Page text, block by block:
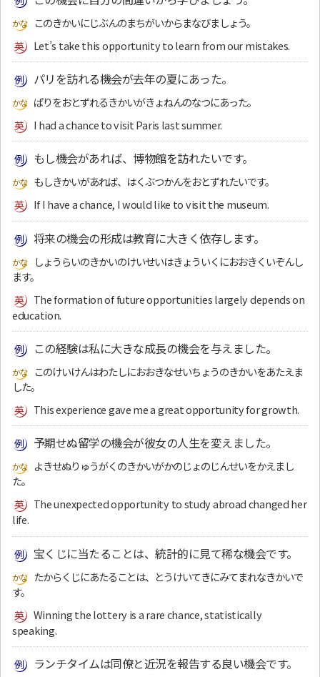
このきかいにじぶんのまちがいからまなびましょう。
Let’s take this opportunity to learn from our mistakes.
パリを訪れる機会が去年の夏にあった。
ぱりをおとずれるきかいがきょねんのなつにあった。
I had a chance to visit Paris last summer.
もし機会があれば、博物館を訪れたいです。
もしきかいがあれば、はくぶつかんをおとずれたいです。
If I have a chance, I would like to visit the museum.
将来の機会の形成は教育に大きく依存します。
しょうらいのきかいのけいせいはきょういくにおおきくいぞんし
ます。
The formation of future opportunities largely depends on
education.
この経験は私に大きな成長の機会を与えました。
このけいけんはわたしにおおきなせいちょうのきかいをあたえま
した。
This experience gave me a great opportunity for growth.
予期せぬ留学の機会が彼女の人生を変えました。
よきせぬりゅうがくのきかいがかのじょのじんせいをかえまし
た。
The unexpected opportunity to study abroad changed her
life.
宝くじに当たることは、統計的に見て稀な機会です。
たからくじにあたることは、とうけいてきにみてまれなきかいで
す。
Winning the lottery is a rare chance, statistically
speaking.
ランチタイムは同僚と近況を報告する良い機会です。